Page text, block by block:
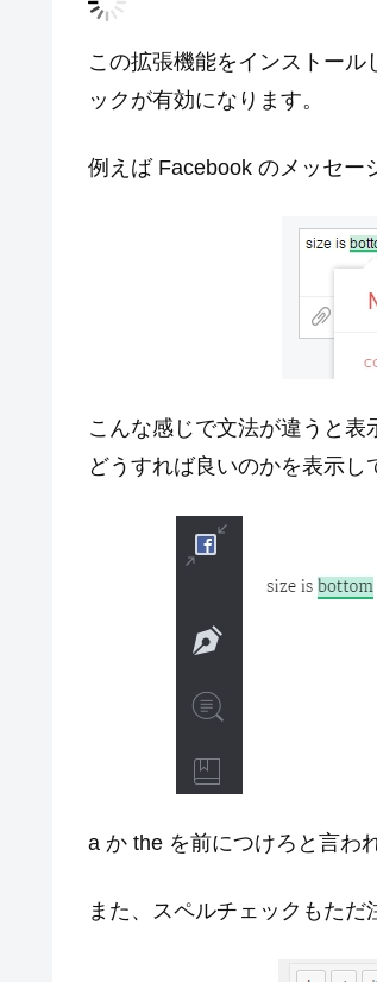
この拡張機能をインストー
ックが有効になります。
例えば Facebook のメッセー
こんな感じで文法が違うと
どうすれば良いのかを表示し
a か the を前につけろと言わ
また、スペルチェックもただ